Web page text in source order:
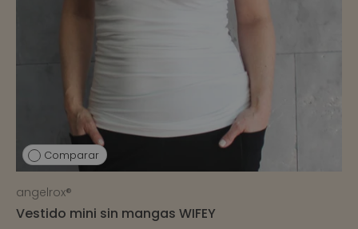
Comparar
angelrox®
Vestido mini sin mangas WIFEY